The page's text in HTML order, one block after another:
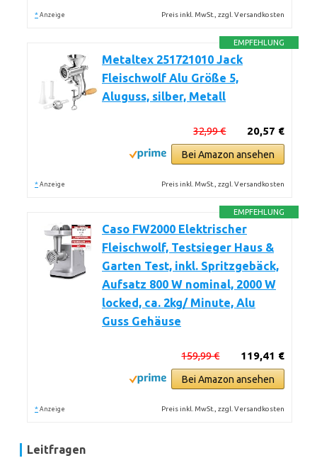
* Anzeige Preis inkl. MwSt., zzgl. Versandkosten
EMPFEHLUNG
Metaltex 251721010 Jack
Fleischwolf Alu Größe 5,
Aluguss, silber, Metall
20,57 €
32,99 €
Bei Amazon ansehen
* Anzeige Preis inkl. MwSt., zzgl. Versandkosten
EMPFEHLUNG
Caso FW2000 Elektrischer
Fleischwolf, Testsieger Haus &
Garten Test, inkl. Spritzgebäck,
Aufsatz 800 W nominal, 2000 W
locked, ca. 2kg/ Minute, Alu
Guss Gehäuse
119,41 €
159,99 €
Bei Amazon ansehen
* Anzeige Preis inkl. MwSt., zzgl. Versandkosten
Leitfragen